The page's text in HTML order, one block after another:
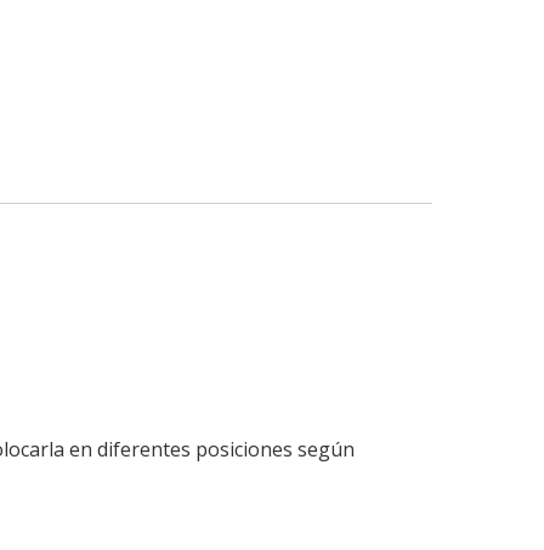
en diferentes posiciones según